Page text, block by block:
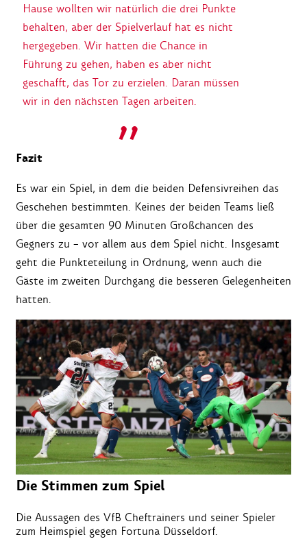
Hause wollten wir natürlich die drei Punkte
behalten, aber der Spielverlauf hat es nicht
hergegeben. Wir hatten die Chance in
Führung zu gehen, haben es aber nicht
geschafft, das Tor zu erzielen. Daran müssen
wir in den nächsten Tagen arbeiten.
Fazit
Es war ein Spiel, in dem die beiden Defensivreihen das
Geschehen bestimmten. Keines der beiden Teams ließ
über die gesamten 90 Minuten Großchancen des
Gegners zu ­– vor allem aus dem Spiel nicht. Insgesamt
geht die Punkteteilung in Ordnung, wenn auch die
Gäste im zweiten Durchgang die besseren Gelegenheiten
hatten.
Die Stimmen zum Spiel
Die Aussagen des VfB Cheftrainers und seiner Spieler
zum Heimspiel gegen Fortuna Düsseldorf.